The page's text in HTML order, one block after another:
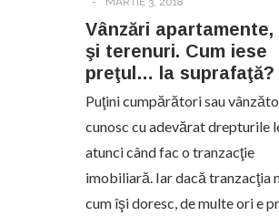
Vânzări apartamente,
şi terenuri. Cum iese
preţul… la suprafaţă?
Puţini cumpărători sau
cunosc cu adevărat drepturile
atunci când fac o tranzacţie
imobiliară. Iar dacă tranzacţia
cum îşi doresc, de multe ori e